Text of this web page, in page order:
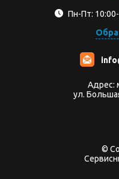
Пн-Пт:
Адрес:
ул.
©